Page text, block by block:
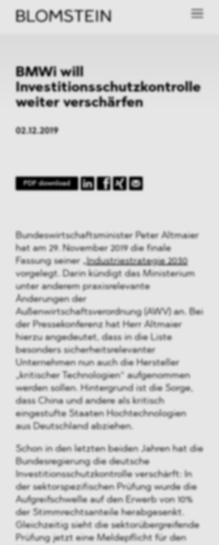
BMWi will
Investitionsschutzkontrolle
weiter verschärfen
02.12.2019
PDF download
Bundeswirtschaftsminister Peter Altmaier
hat am 29. November 2019 die finale
Fassung seiner „Industriestrategie 2030
vorgelegt. Darin kündigt das Ministerium
unter anderem praxisrelevante
Änderungen der
Außenwirtschaftsverordnung (AWV) an. Bei
der Pressekonferenz hat Herr Altmaier
hierzu angedeutet, dass in die Liste
besonders sicherheitsrelevanter
Unternehmen nun auch die Hersteller
„kritischer Technologien“ aufgenommen
werden sollen. Hintergrund ist die Sorge,
dass China und andere als kritisch
eingestufte Staaten Hochtechnologien
aus Deutschland abziehen.
Schon in den letzten beiden Jahren hat die
Bundesregierung die deutsche
Investitionsschutzkontrolle verschärft: In
der sektorspezifischen Prüfung wurde die
Aufgreifschwelle auf den Erwerb von 10%
der Stimmrechtsanteile herabgesenkt.
Gleichzeitig sieht die sektorübergreifende
Prüfung jetzt eine Meldepflicht für den